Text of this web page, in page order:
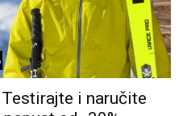
Testirajte i naručite